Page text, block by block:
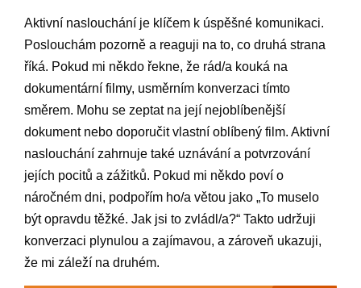
Aktivní naslouchání je klíčem k úspěšné komunikaci.
Poslouchám pozorně a reaguji na to, co druhá strana
říká. Pokud mi někdo řekne, že rád/a kouká na
dokumentární filmy, usměrním konverzaci tímto
směrem. Mohu se zeptat na její nejoblíbenější
dokument nebo doporučit vlastní oblíbený film. Aktivní
naslouchání zahrnuje také uznávání a potvrzování
jejích pocitů a zážitků. Pokud mi někdo poví o
náročném dni, podpořím ho/a větou jako „To muselo
být opravdu těžké. Jak jsi to zvládl/a?“ Takto udržuji
konverzaci plynulou a zajímavou, a zároveň ukazuji,
že mi záleží na druhém.